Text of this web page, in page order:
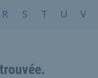
R S T U V